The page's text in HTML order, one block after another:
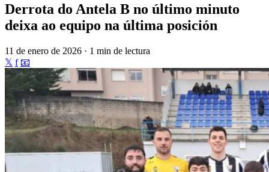
Derrota do Antela B no último minuto
deixa ao equipo na última posición
11 de enero de 2026 · 1 min de lectura
𝕏 f 📧